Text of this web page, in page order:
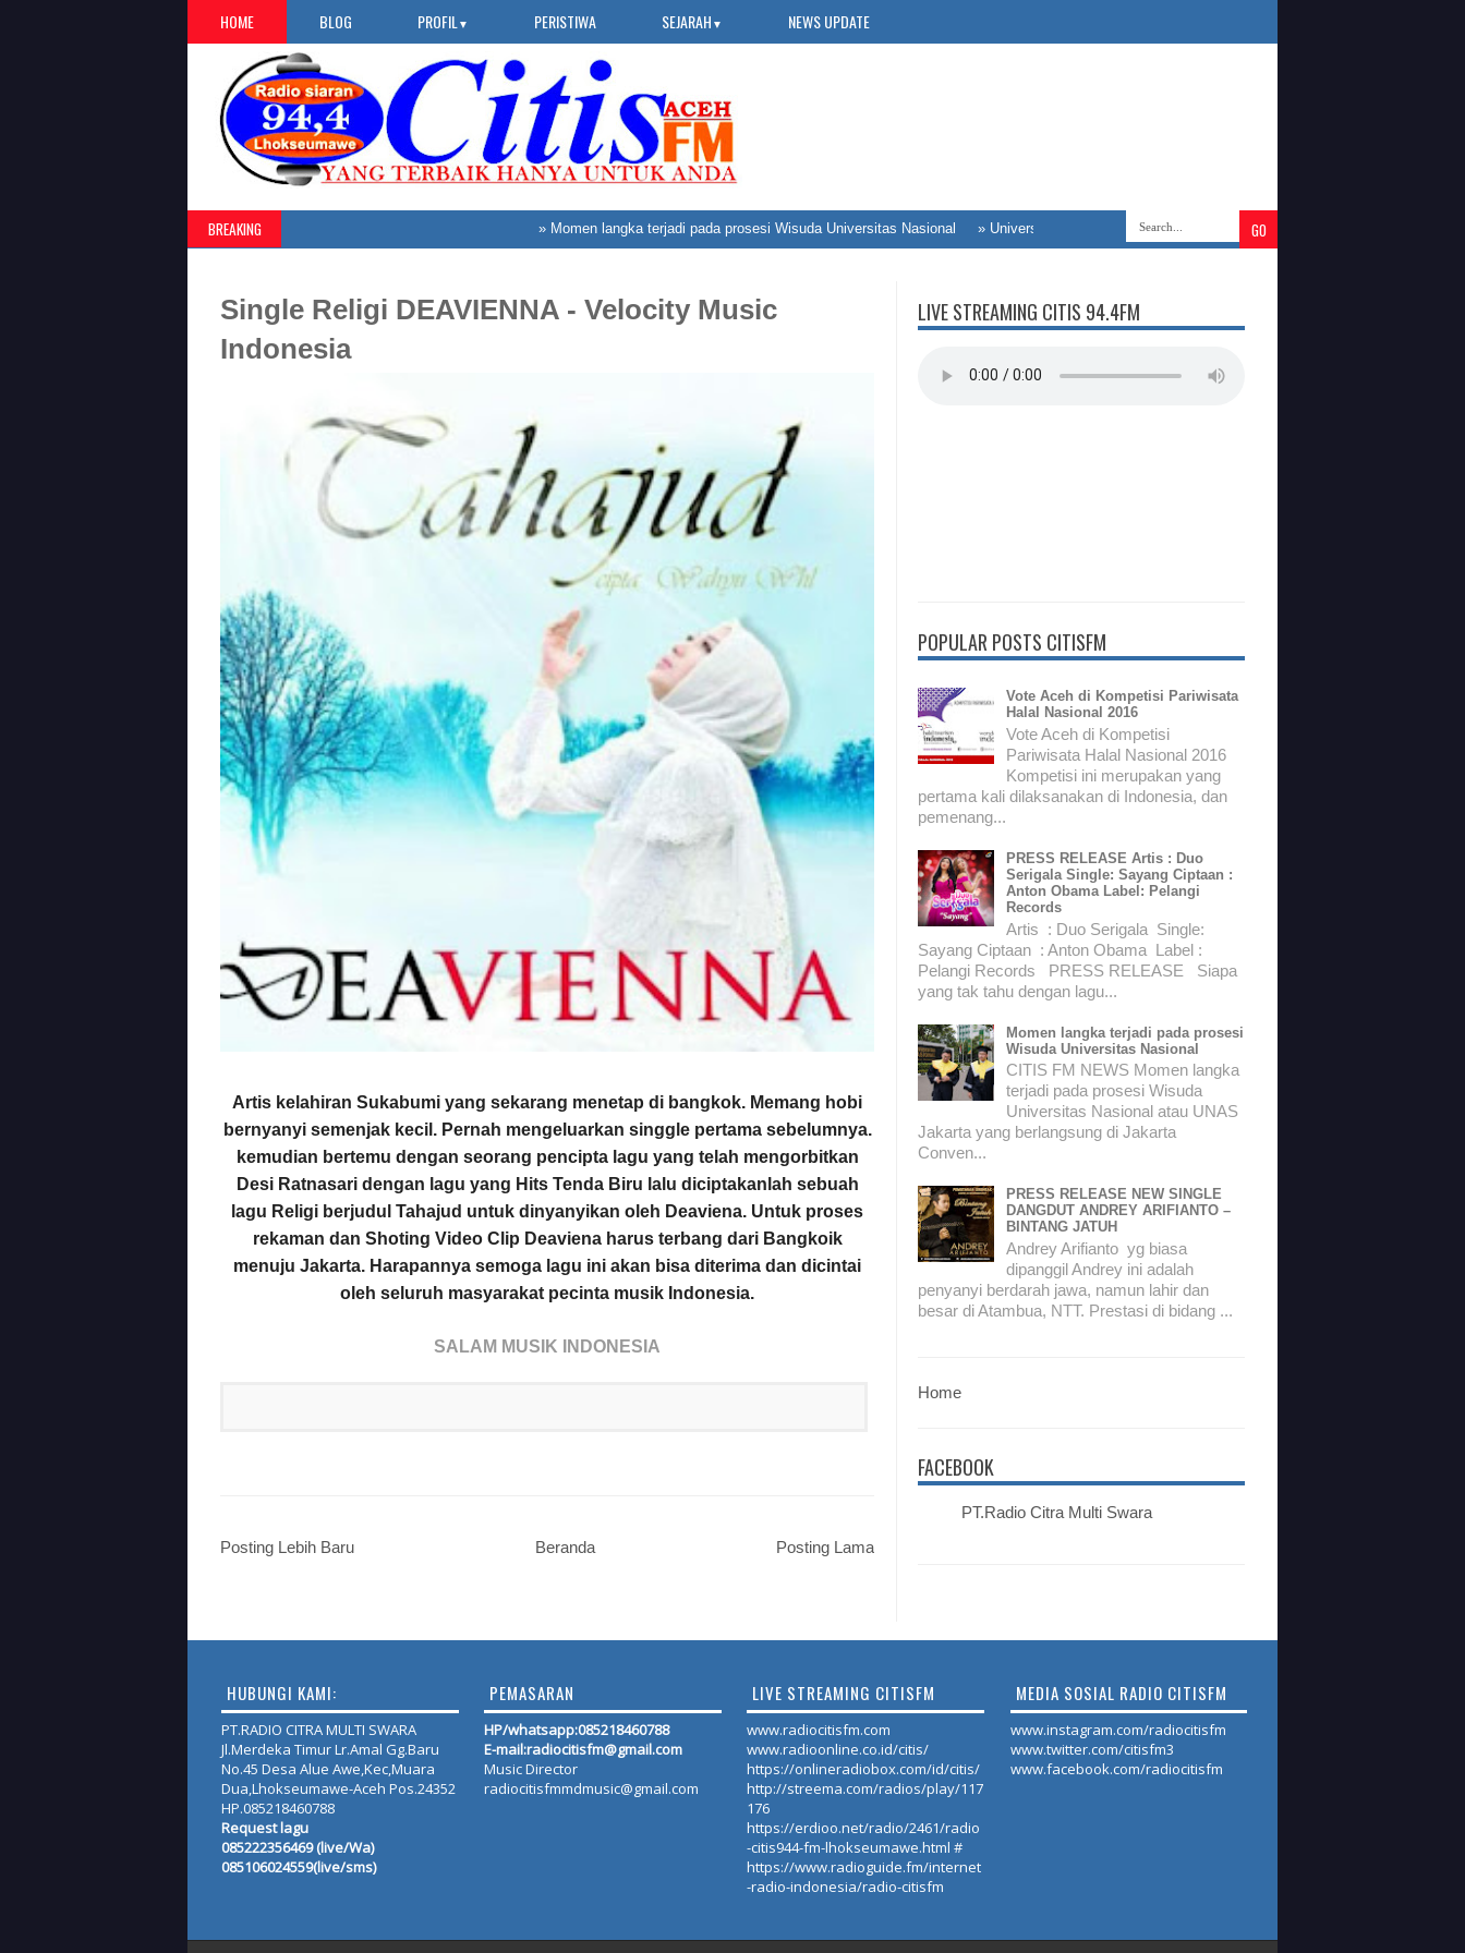
HOME BLOG PROFIL ▼ PERISTIWA SEJARAH ▼ NEWS UPDATE
BREAKING Momen langka terjadi pada prosesi Wisuda Universitas Nasional » Universitas Islam Negeri Sultanah Nahrasiyah Lhokseumawe membebaskan
Single Religi DEAVIENNA - Velocity Music
Indonesia
Artis kelahiran Sukabumi yang sekarang menetap di bangkok. Memang hobi
bernyanyi semenjak kecil. Pernah mengeluarkan singgle pertama sebelumnya.
kemudian bertemu dengan seorang pencipta lagu yang telah mengorbitkan
Desi Ratnasari dengan lagu yang Hits Tenda Biru lalu diciptakanlah sebuah
lagu Religi berjudul Tahajud untuk dinyanyikan oleh Deaviena. Untuk proses
rekaman dan Shoting Video Clip Deaviena harus terbang dari Bangkoik
menuju Jakarta. Harapannya semoga lagu ini akan bisa diterima dan dicintai
oleh seluruh masyarakat pecinta musik Indonesia.
SALAM MUSIK INDONESIA
Posting Lebih Baru Posting Lama
Beranda
LIVE STREAMING CITIS 94.4FM
POPULAR POSTS CITISFM
Vote Aceh di Kompetisi Pariwisata
Halal Nasional 2016
Vote Aceh di Kompetisi
Pariwisata Halal Nasional 2016
Kompetisi ini merupakan yang
pertama kali dilaksanakan di Indonesia, dan
pemenang...
PRESS RELEASE Artis : Duo
Serigala Single: Sayang Ciptaan :
Anton Obama Label: Pelangi
Records
Artis : Duo Serigala Single:
Sayang Ciptaan : Anton Obama Label :
Pelangi Records PRESS RELEASE Siapa
yang tak tahu dengan lagu...
Momen langka terjadi pada prosesi
Wisuda Universitas Nasional
CITIS FM NEWS Momen langka
terjadi pada prosesi Wisuda
Universitas Nasional atau UNAS
Jakarta yang berlangsung di Jakarta
Conven...
PRESS RELEASE NEW SINGLE
DANGDUT ANDREY ARIFIANTO –
BINTANG JATUH
Andrey Arifianto yg biasa
dipanggil Andrey ini adalah
penyanyi berdarah jawa, namun lahir dan
besar di Atambua, NTT. Prestasi di bidang ...
Home
FACEBOOK
PT.Radio Citra Multi Swara
HUBUNGI KAMI:
PT.RADIO CITRA MULTI SWARA
Jl.Merdeka Timur Lr.Amal Gg.Baru
No.45 Desa Alue Awe,Kec,Muara
Dua,Lhokseumawe-Aceh Pos.24352
HP.085218460788
Request lagu
085222356469 (live/Wa)
085106024559(live/sms)
PEMASARAN
HP/whatsapp:085218460788
E-mail:radiocitisfm@gmail.com
Music Director
radiocitisfmmdmusic@gmail.com
LIVE STREAMING CITISFM
www.radiocitisfm.com
www.radioonline.co.id/citis/
https://onlineradiobox.com/id/citis/
http://streema.com/radios/play/117
176
https://erdioo.net/radio/2461/radio
-citis944-fm-lhokseumawe.html #
https://www.radioguide.fm/internet
-radio-indonesia/radio-citisfm
MEDIA SOSIAL RADIO CITISFM
www.instagram.com/radiocitisfm
www.twitter.com/citisfm3
www.facebook.com/radiocitisfm